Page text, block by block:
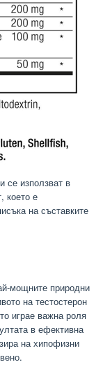
се използват в
което е
на съставките
мощните природни
на тестостерон
играе важна роля
в ефективна
на хипофизни